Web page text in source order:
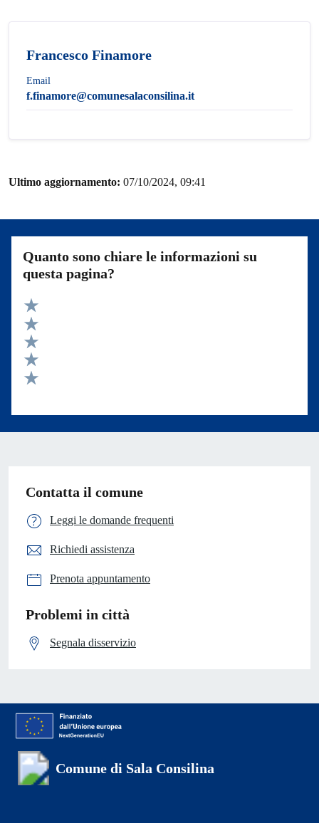
Francesco Finamore
Email
f.finamore@comunesalaconsilina.it
Ultimo aggiornamento: 07/10/2024, 09:41
Quanto sono chiare le informazioni su
questa pagina?
Valuta 5 stelle su 5
Valuta 4 stelle su 5
Valuta 3 stelle su 5
Valuta 2 stelle su 5
Contatta il comune
Leggi le domande frequenti
Richiedi assistenza
Prenota appuntamento
Problemi in città
Segnala disservizio
Comune di Sala Consilina